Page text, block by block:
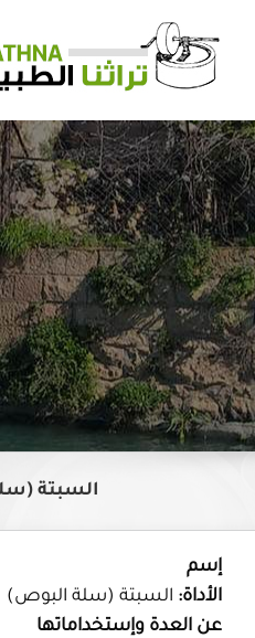
content
السبتة
إسم
الأداة: السبتة (سلة البوص)
عن العدة وإستخداماتها